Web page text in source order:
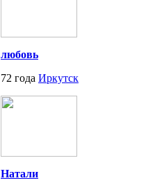
любовь
72 года Иркутск
Натали